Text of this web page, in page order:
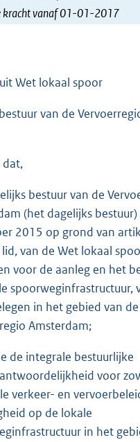
kracht vanaf 01-01-2017
Wet lokaal spoor
van de
dat,
bestuur van de
(het dagelijks bestuur)
2015 op grond van
van de Wet lokaal
voor de aanleg en het
spoorweginfrastructuur,
in het gebied van de
Amsterdam;
de integrale bestuurlijke
voor
verkeer- en
op de lokale
in het